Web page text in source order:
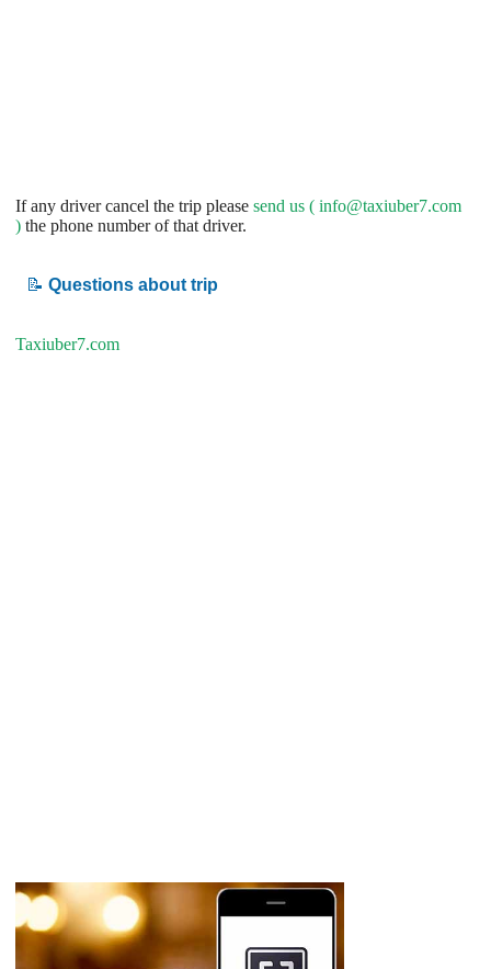
If any driver cancel the trip please send us ( info@taxiuber7.com
) the phone number of that driver.
📝 Questions about trip
Taxiuber7.com